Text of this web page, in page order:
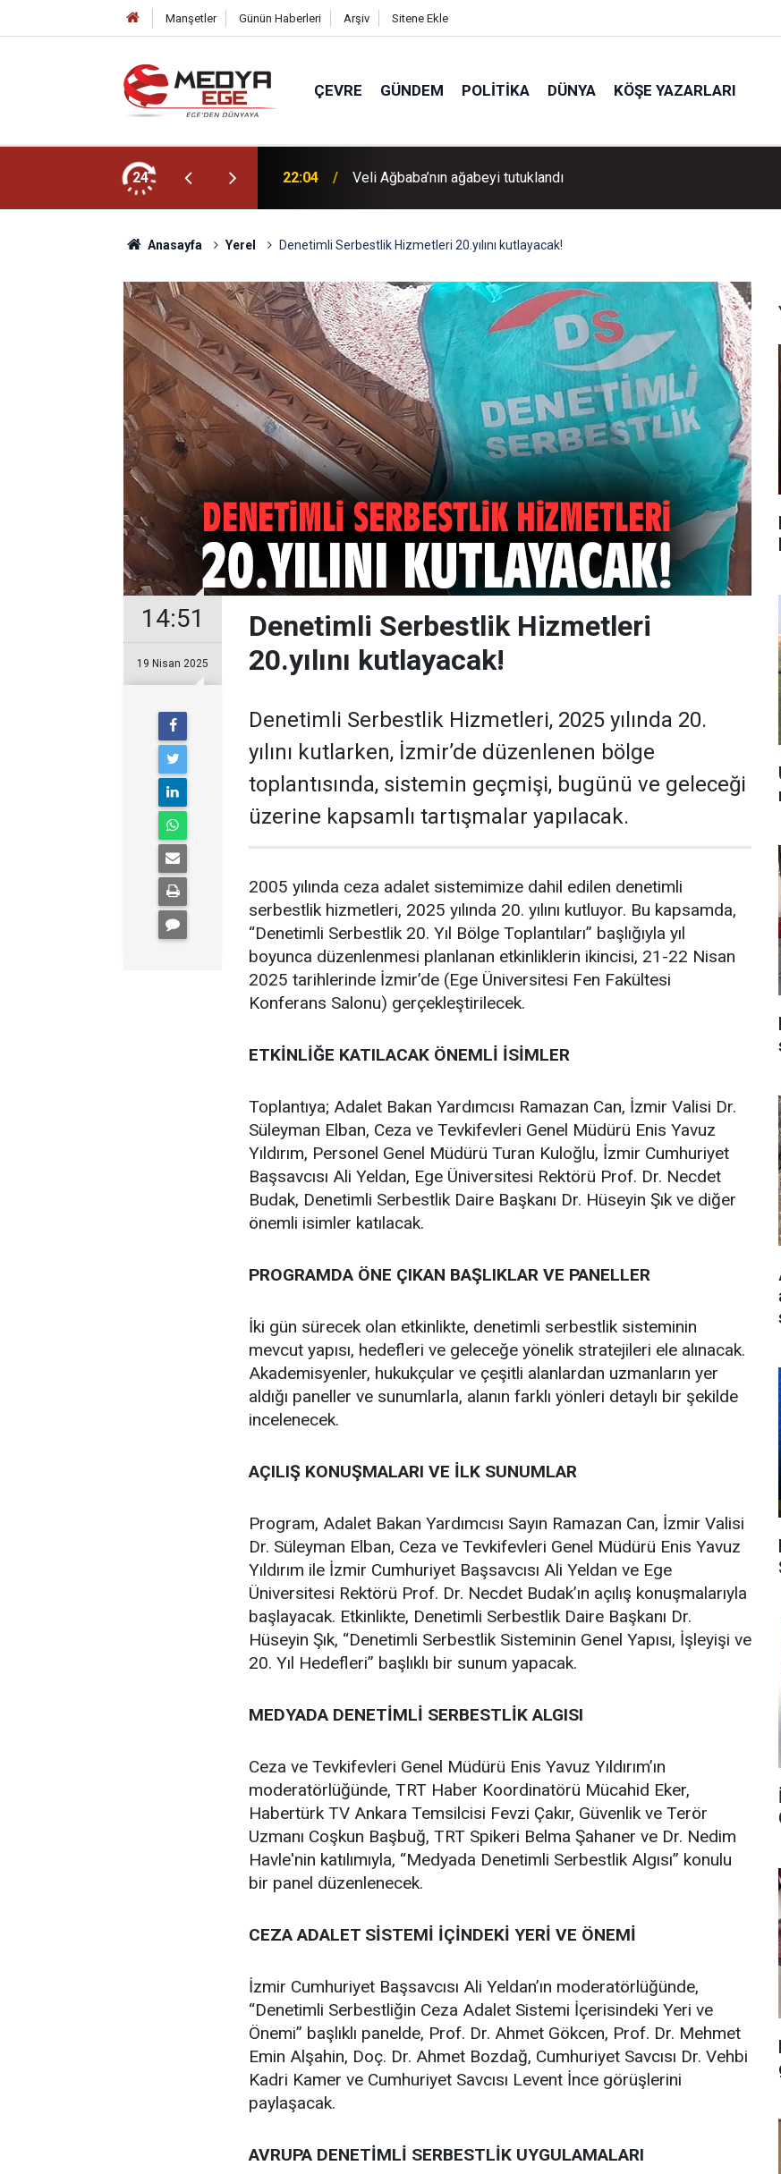
Manşetler Günün Haberleri Arşiv Sitene Ekle
ÇEVRE GÜNDEM POLITIKA DÜNYA KÖŞE YAZARLARI
24 22:00 Başkan Aydın Pehlivan'dan Volkan Demirel'e tebrik ziyareti!
Anasayfa Yerel Denetimli Serbestlik Hizmetleri 20.yılını kutlayacak!
14:51
19 Nisan 2025
Denetimli Serbestlik Hizmetleri
20.yılını kutlayacak!
Denetimli Serbestlik Hizmetleri, 2025 yılında 20.
yılını kutlarken, İzmir’de düzenlenen bölge
toplantısında, sistemin geçmişi, bugünü ve geleceği
üzerine kapsamlı tartışmalar yapılacak.
2005 yılında ceza adalet sistemimize dahil edilen denetimli
serbestlik hizmetleri, 2025 yılında 20. yılını kutluyor. Bu kapsamda,
“Denetimli Serbestlik 20. Yıl Bölge Toplantıları” başlığıyla yıl
boyunca düzenlenmesi planlanan etkinliklerin ikincisi, 21-22 Nisan
2025 tarihlerinde İzmir’de (Ege Üniversitesi Fen Fakültesi
Konferans Salonu) gerçekleştirilecek.
ETKİNLİĞE KATILACAK ÖNEMLİ İSİMLER
Toplantıya; Adalet Bakan Yardımcısı Ramazan Can, İzmir Valisi Dr.
Süleyman Elban, Ceza ve Tevkifevleri Genel Müdürü Enis Yavuz
Yıldırım, Personel Genel Müdürü Turan Kuloğlu, İzmir Cumhuriyet
Başsavcısı Ali Yeldan, Ege Üniversitesi Rektörü Prof. Dr. Necdet
Budak, Denetimli Serbestlik Daire Başkanı Dr. Hüseyin Şık ve diğer
önemli isimler katılacak.
PROGRAMDA ÖNE ÇIKAN BAŞLIKLAR VE PANELLER
İki gün sürecek olan etkinlikte, denetimli serbestlik sisteminin
mevcut yapısı, hedefleri ve geleceğe yönelik stratejileri ele alınacak.
Akademisyenler, hukukçular ve çeşitli alanlardan uzmanların yer
aldığı paneller ve sunumlarla, alanın farklı yönleri detaylı bir şekilde
incelenecek.
AÇILIŞ KONUŞMALARI VE İLK SUNUMLAR
Program, Adalet Bakan Yardımcısı Sayın Ramazan Can, İzmir Valisi
Dr. Süleyman Elban, Ceza ve Tevkifevleri Genel Müdürü Enis Yavuz
Yıldırım ile İzmir Cumhuriyet Başsavcısı Ali Yeldan ve Ege
Üniversitesi Rektörü Prof. Dr. Necdet Budak’ın açılış konuşmalarıyla
başlayacak. Etkinlikte, Denetimli Serbestlik Daire Başkanı Dr.
Hüseyin Şık, “Denetimli Serbestlik Sisteminin Genel Yapısı, İşleyişi ve
20. Yıl Hedefleri” başlıklı bir sunum yapacak.
MEDYADA DENETİMLİ SERBESTLİK ALGISI
Ceza ve Tevkifevleri Genel Müdürü Enis Yavuz Yıldırım’ın
moderatörlüğünde, TRT Haber Koordinatörü Mücahid Eker,
Habertürk TV Ankara Temsilcisi Fevzi Çakır, Güvenlik ve Terör
Uzmanı Coşkun Başbuğ, TRT Spikeri Belma Şahaner ve Dr. Nedim
Havle'nin katılımıyla, “Medyada Denetimli Serbestlik Algısı” konulu
bir panel düzenlenecek.
CEZA ADALET SİSTEMİ İÇİNDEKİ YERİ VE ÖNEMİ
İzmir Cumhuriyet Başsavcısı Ali Yeldan’ın moderatörlüğünde,
“Denetimli Serbestliğin Ceza Adalet Sistemi İçerisindeki Yeri ve
Önemi” başlıklı panelde, Prof. Dr. Ahmet Gökcen, Prof. Dr. Mehmet
Emin Alşahin, Doç. Dr. Ahmet Bozdağ, Cumhuriyet Savcısı Dr. Vehbi
Kadri Kamer ve Cumhuriyet Savcısı Levent İnce görüşlerini
paylaşacak.
AVRUPA DENETİMLİ SERBESTLİK UYGULAMALARI